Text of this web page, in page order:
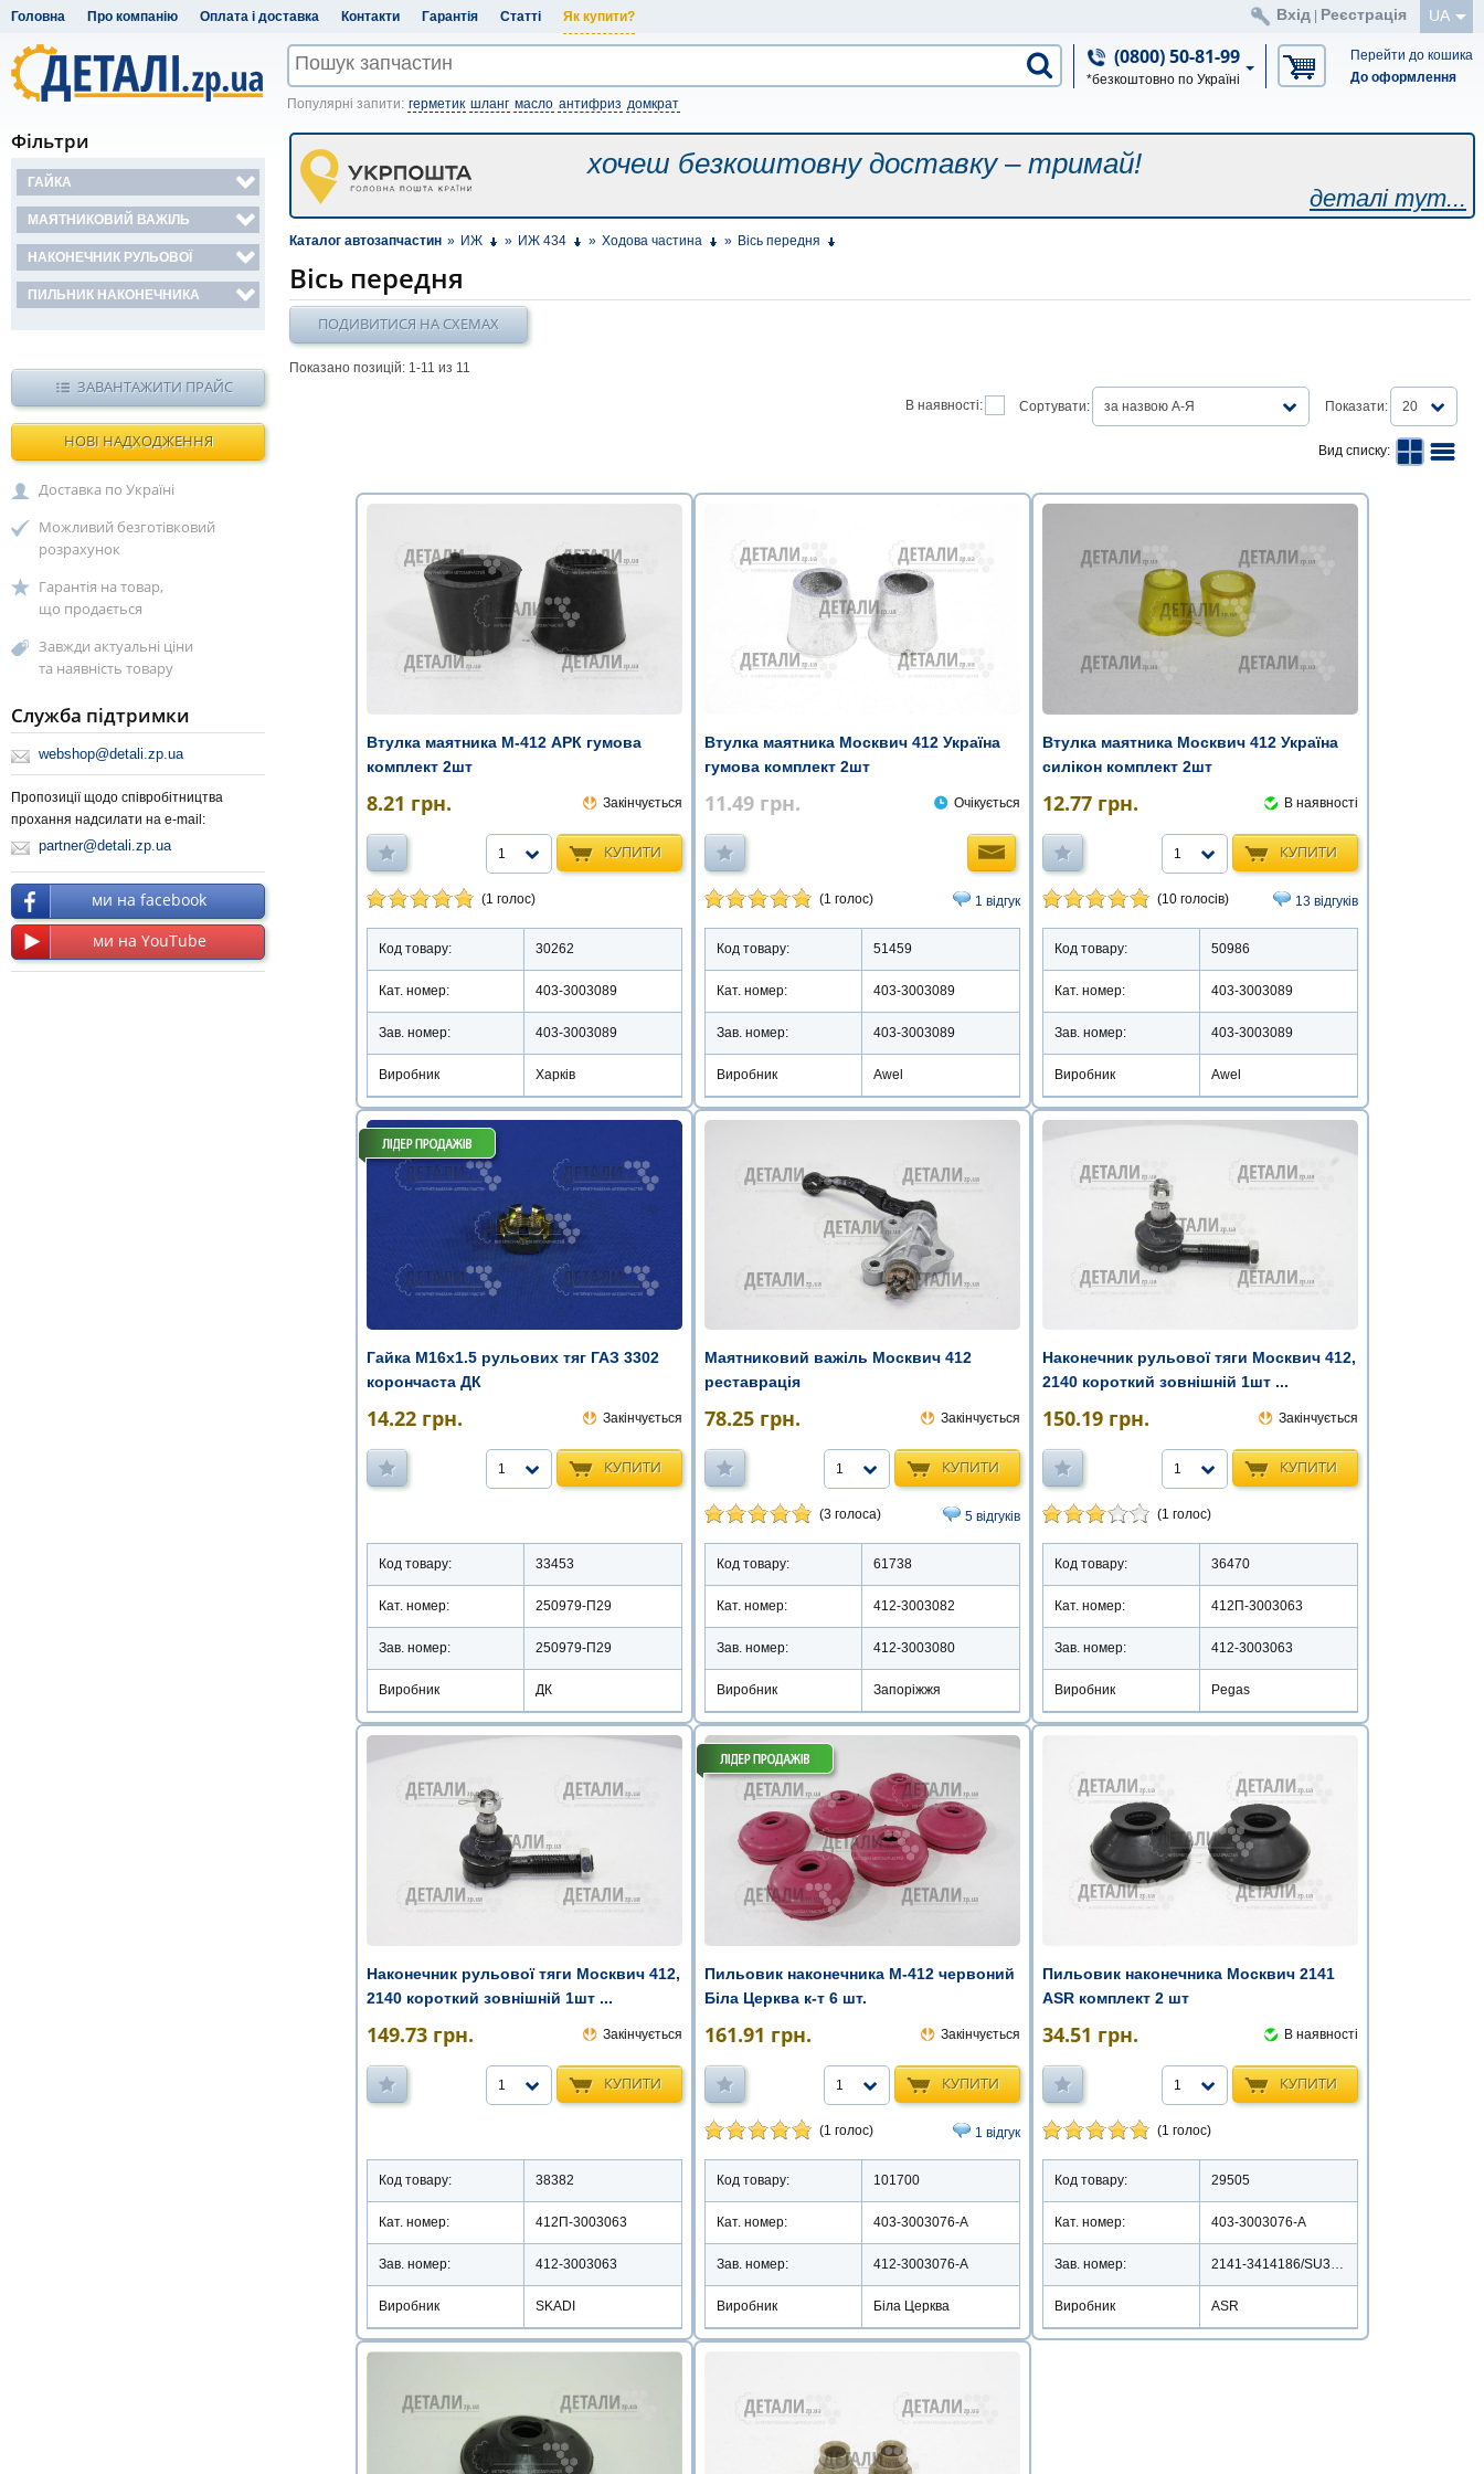
Головна Про компанію Оплата і доставка Контакти Гарантія Статті Як купити? UA
Вхід Реєстрація
(0800) 50-81-99
*безкоштовно по Україні
Перейти до кошика
До оформлення
Популярні запити: герметик шланг масло антифриз домкрат
хочеш безкоштовну доставку – тримай!
деталі тут...
Каталог автозапчастин » ИЖ » ИЖ 434 » Ходова частина » Вісь передня
Вісь передня
ПОДИВИТИСЯ НА СХЕМАХ
Показано позицій: 1-11 из 11
В наявності: Сортувати: за назвою А-Я Показати: 20
Вид списку:
Втулка маятника М-412 АРК гумова
комплект 2шт
8.21 грн. Закінчується
КУПИТИ
1
(1 голос)
Код товару: 30262
Кат. номер: 403-3003089
Зав. номер: 403-3003089
Виробник Харків
Втулка маятника Москвич 412 Україна
гумова комплект 2шт
11.49 грн. Очікується
(1 голос) 1 відгук
Код товару: 51459
Кат. номер: 403-3003089
Зав. номер: 403-3003089
Виробник Awel
Втулка маятника Москвич 412 Україна
силікон комплект 2шт
12.77 грн. В наявності
КУПИТИ
1
(10 голосів) 13 відгуків
Код товару: 50986
Кат. номер: 403-3003089
Зав. номер: 403-3003089
Виробник Awel
Гайка М16х1.5 рульових тяг ГАЗ 3302
корончаста ДК
14.22 грн. Закінчується
КУПИТИ
1
Код товару: 33453
Кат. номер: 250979-П29
Зав. номер: 250979-П29
Виробник ДК
Маятниковий важіль Москвич 412
реставрація
78.25 грн. Закінчується
КУПИТИ
1
(3 голоса) 5 відгуків
Код товару: 61738
Кат. номер: 412-3003082
Зав. номер: 412-3003080
Виробник Запоріжжя
Наконечник рульової тяги Москвич 412,
2140 короткий зовнішній 1шт ...
150.19 грн. Закінчується
КУПИТИ
1
(1 голос)
Код товару: 36470
Кат. номер: 412П-3003063
Зав. номер: 412-3003063
Виробник Pegas
Наконечник рульової тяги Москвич 412,
2140 короткий зовнішній 1шт ...
149.73 грн. Закінчується
КУПИТИ
1
Код товару: 38382
Кат. номер: 412П-3003063
Зав. номер: 412-3003063
Виробник SKADI
Пильовик наконечника М-412 червоний
Біла Церква к-т 6 шт.
161.91 грн. Закінчується
КУПИТИ
1
(1 голос) 1 відгук
Код товару: 101700
Кат. номер: 403-3003076-А
Зав. номер: 412-3003076-А
Виробник Біла Церква
Пильовик наконечника Москвич 2141
ASR комплект 2 шт
34.51 грн. В наявності
КУПИТИ
1
(1 голос)
Код товару: 29505
Кат. номер: 403-3003076-А
Зав. номер: 2141-3414186/SU390016
Виробник ASR
Фільтри
ГАЙКА
МАЯТНИКОВИЙ ВАЖІЛЬ
НАКОНЕЧНИК РУЛЬОВОЇ
ПИЛЬНИК НАКОНЕЧНИКА
ЗАВАНТАЖИТИ ПРАЙС
НОВІ НАДХОДЖЕННЯ
Доставка по Україні
Можливий безготівковий
розрахунок
Гарантія на товар,
що продається
Завжди актуальні ціни
та наявність товару
Служба підтримки
webshop@detali.zp.ua
Пропозиції щодо співробітництва
прохання надсилати на e-mail:
partner@detali.zp.ua
ми на facebook
ми на YouTube